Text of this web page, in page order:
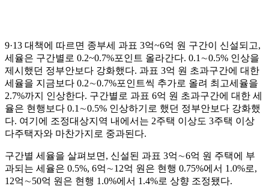
9·13 대책에 따르면 종부세 과표 3억~6억 원 구간이 신설되고,
세율은 구간별로 0.2~0.7%포인트 올라간다. 0.1∼0.5% 인상을
제시했던 정부안보다 강화했다. 과표 3억 원 초과구간에 대한
세율을 지금보다 0.2∼0.7%포인트씩 추가로 올려 최고세율을
2.7%까지 인상한다. 구간별로 과표 6억 원 초과구간에 대한 세
율은 현행보다 0.1∼0.5% 인상하기로 했던 정부안보다 강화했
다. 여기에 조정대상지역 내에서는 2주택 이상도 3주택 이상
다주택자와 마찬가지로 중과된다.
구간별 세율을 살펴보면, 신설된 과표 3억∼6억 원 주택에 부
과되는 세율은 0.5%, 6억∼12억 원은 현행 0.75%에서 1.0%로,
12억∼50억 원은 현행 1.0%에서 1.4%로 상향 조정됐다.